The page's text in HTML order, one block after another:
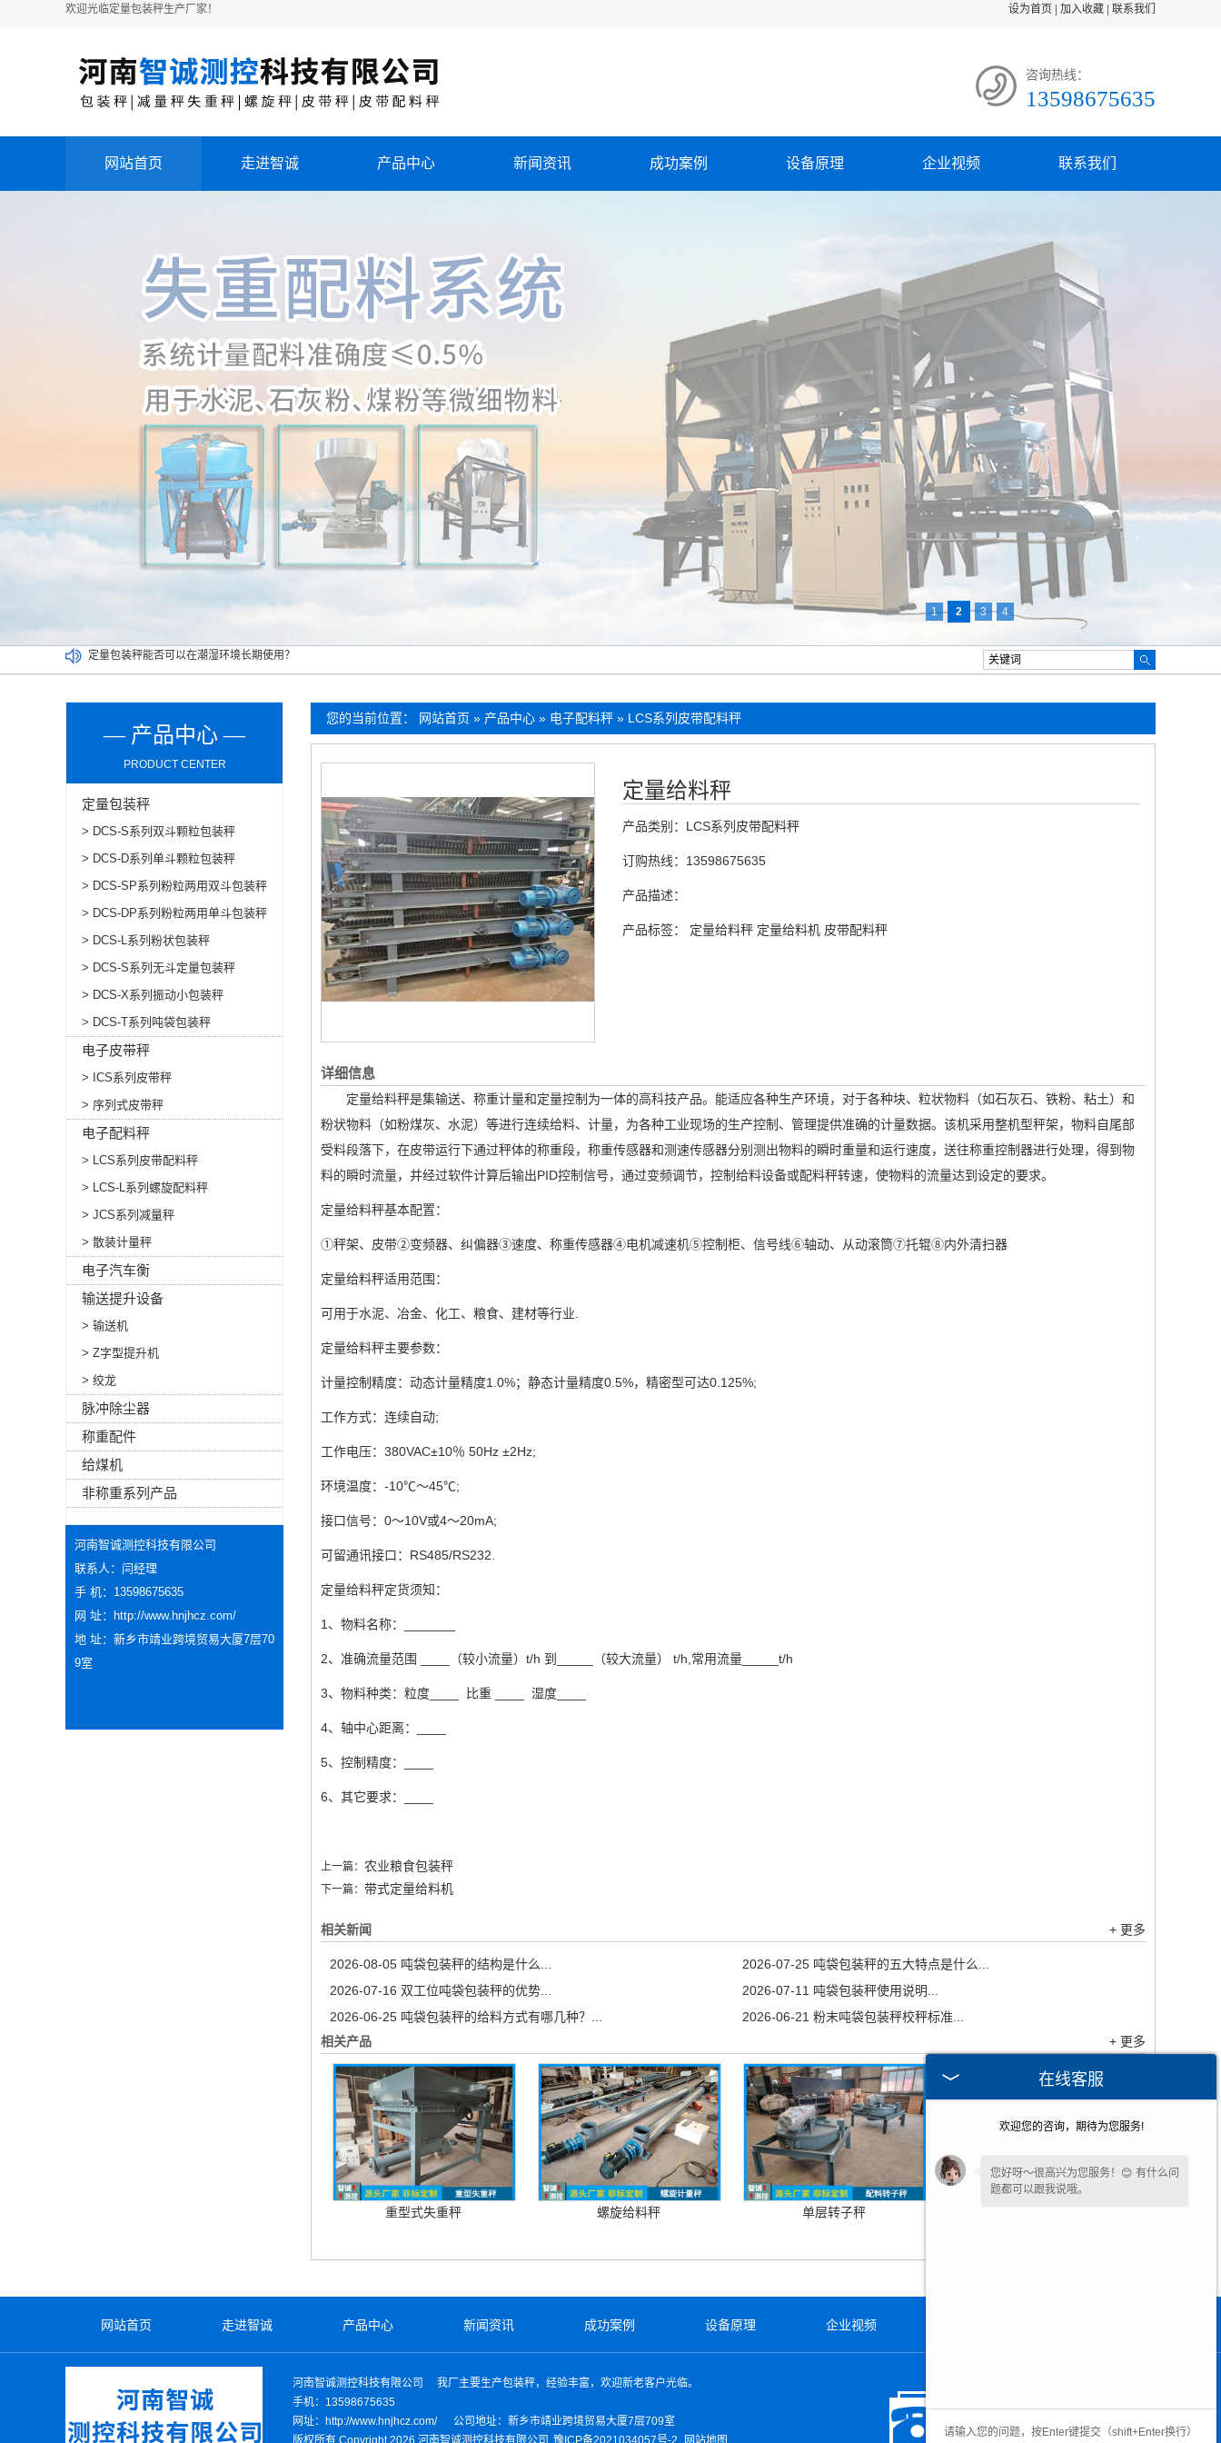
欢迎光临定量包装秤生产厂家！ 设为首页 加入收藏 联系我们
咨询热线：
13598675635
网站首页 走进智诚 产品中心 新闻资讯 成功案例 设备原理 企业视频 联系我们
1 2 3 4
定量包装秤能否可以在潮湿环境长期使用？
吨袋包装秤都可以实现哪些功能？
您的当前位置： 网站首页 » 产品中心 » 电子配料秤 » LCS系列皮带配料秤
定量给料秤
产品类别： LCS系列皮带配料秤
订购热线： 13598675635
产品描述：
产品标签： 定量给料秤 定量给料机 皮带配料秤
详细信息
定量给料秤是集输送、称重计量和定量控制为一体的高科技产品。能适应各种生产环境，对于各种块、粒状物料（如石灰石、铁粉、粘土）和
粉状物料（如粉煤灰、水泥）等进行连续给料、计量，为各种工业现场的生产控制、管理提供准确的计量数据。该机采用整机型秤架，物料自尾部
受料段落下，在皮带运行下通过秤体的称重段，称重传感器和测速传感器分别测出物料的瞬时重量和运行速度，送往称重控制器进行处理，得到物
料的瞬时流量，并经过软件计算后输出PID控制信号，通过变频调节，控制给料设备或配料秤转速，使物料的流量达到设定的要求。
定量给料秤基本配置：
①秤架、皮带②变频器、纠偏器③速度、称重传感器④电机减速机⑤控制柜、信号线⑥轴动、从动滚筒⑦托辊⑧内外清扫器
定量给料秤适用范围：
可用于水泥、冶金、化工、粮食、建材等行业.
定量给料秤主要参数：
计量控制精度：动态计量精度1.0%；静态计量精度0.5%，精密型可达0.125%;
工作方式：连续自动;
工作电压：380VAC±10％ 50Hz ±2Hz;
环境温度：-10℃～45℃;
接口信号：0～10V或4～20mA;
可留通讯接口：RS485/RS232.
定量给料秤定货须知：
1、物料名称：_______
2、准确流量范围 ____（较小流量）t/h 到_____（较大流量） t/h,常用流量_____t/h
3、物料种类：粒度____ 比重 ____ 湿度____
4、轴中心距离：____
5、控制精度：____
6、其它要求：____
上一篇： 农业粮食包装秤
下一篇： 带式定量给料机
相关新闻 + 更多
2026-08-05 吨袋包装秤的结构是什么... 2026-07-25 吨袋包装秤的五大特点是什么...
2026-07-16 双工位吨袋包装秤的优势... 2026-07-11 吨袋包装秤使用说明...
2026-06-25 吨袋包装秤的给料方式有哪几种？... 2026-06-21 粉末吨袋包装秤校秤标准...
相关产品
+ 更多
重型式失重秤 螺旋给料秤 单层转子秤
— 产品中心 —
PRODUCT CENTER
定量包装秤
> DCS-S系列双斗颗粒包装秤
> DCS-D系列单斗颗粒包装秤
> DCS-SP系列粉粒两用双斗包装秤
> DCS-DP系列粉粒两用单斗包装秤
> DCS-L系列粉状包装秤
> DCS-S系列无斗定量包装秤
> DCS-X系列振动小包装秤
> DCS-T系列吨袋包装秤
电子皮带秤
> ICS系列皮带秤
> 序列式皮带秤
电子配料秤
> LCS系列皮带配料秤
> LCS-L系列螺旋配料秤
> JCS系列减量秤
> 散装计量秤
电子汽车衡
输送提升设备
> 输送机
> Z字型提升机
> 绞龙
脉冲除尘器
称重配件
给煤机
非称重系列产品
河南智诚测控科技有限公司
联系人：闫经理
手 机：13598675635
网 址：
http://www.hnjhcz.com/
地 址：新乡市靖业跨境贸易大厦7层70
9室
网站首页 走进智诚 产品中心 新闻资讯 成功案例 设备原理 企业视频
河南智诚测控科技有限公司
我厂主要生产包装秤，经验丰富，欢迎新老客户光临。
手机：13598675635
网址：http://www.hnjhcz.com/
公司地址：新乡市靖业跨境贸易大厦7层709室
版权所有 Copyright 2026 河南智诚测控科技有限公司 豫ICP备2021034057号-2 网站地图
在线客服
欢迎您的咨询，期待为您服务!
您好呀～很高兴为您服务！😊 有什么问
题都可以跟我说哦。